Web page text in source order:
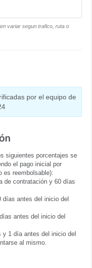
variar segun trafico, ruta o
por el equipo de
siguientes porcentajes se
el pago inicial por
es reembolsable):
de contratación y 60 días
días antes del inicio del
antes del inicio del
y 1 día antes del inicio del
al mismo.